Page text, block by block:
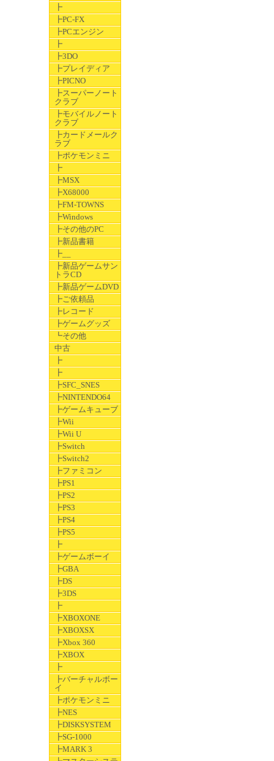
┣
┣PC-FX
┣PCエンジン
┣
┣3DO
┣プレイディア
┣PICNO
┣スーパーノート
クラブ
┣モバイルノート
クラブ
┣カードメールク
ラブ
┣ポケモンミニ
┣
┣MSX
┣X68000
┣FM-TOWNS
┣Windows
┣その他のPC
┣新品書籍
┣__
┣新品ゲームサン
トラCD
┣新品ゲームDVD
┣ご依頼品
┣レコード
┣ゲームグッズ
┗その他
中古
┣
┣
┣SFC_SNES
┣NINTENDO64
┣ゲームキューブ
┣Wii
┣Wii U
┣Switch
┣Switch2
┣ファミコン
┣PS1
┣PS2
┣PS3
┣PS4
┣PS5
┣
┣ゲームボーイ
┣GBA
┣DS
┣3DS
┣
┣XBOXONE
┣XBOXSX
┣Xbox 360
┣XBOX
┣
┣バーチャルボー
イ
┣ポケモンミニ
┣NES
┣DISKSYSTEM
┣SG-1000
┣MARK 3